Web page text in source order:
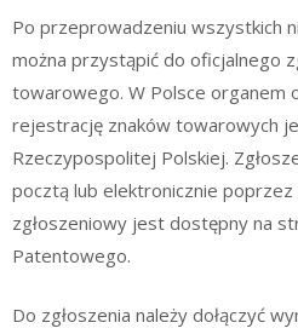
Po przeprowadzeniu wszystkich
można przystąpić do oficjalnego
towarowego. W Polsce organem
rejestrację znaków towarowych
Rzeczypospolitej Polskiej.
pocztą lub elektronicznie
zgłoszeniowy jest dostępny na
Patentowego.
Do zgłoszenia należy dołączyć